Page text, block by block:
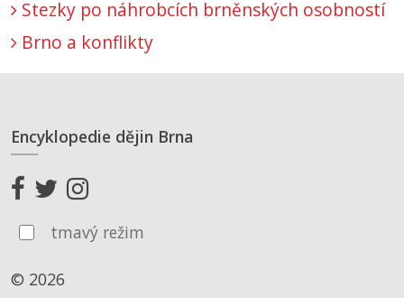
Stezky po náhrobcích brněnských osobností
Brno a konflikty
Encyklopedie dějin Brna
tmavý režim
© 2026